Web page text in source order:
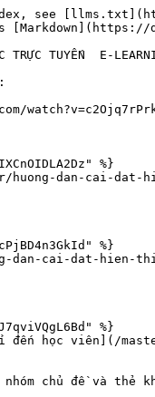
see
TUYẾN  E-
%}
huong-dan-cai-
%}
dan-cai-dat-hien-
%}
đến học viên](/
chủ đề và thẻ